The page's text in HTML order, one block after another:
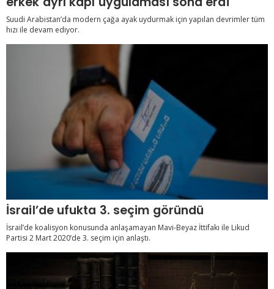
Suudi Arabistan’da modern çağa ayak uydurmak için yapılan devrimler tüm
hızı ile devam ediyor.
İsrail’de ufukta 3. seçim göründü
İsrail’de koalisyon konusunda anlaşamayan Mavi-Beyaz İttifakı ile Likud
Partisi 2 Mart 2020’de 3. seçim için anlaştı.